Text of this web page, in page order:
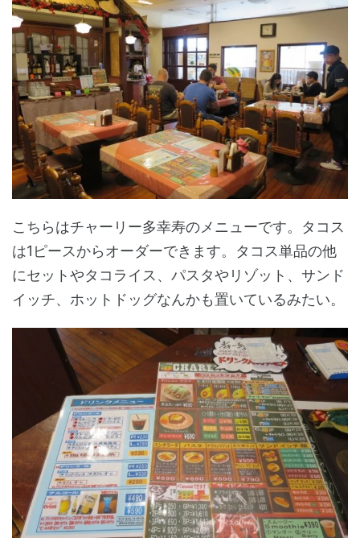
こちらはチャーリー多幸寿のメニューです。タコス
は1ピースからオーダーできます。タコス単品の他
にセットやタコライス、パスタやリゾット、サンド
イッチ、ホットドッグなんかも置いているみたい。